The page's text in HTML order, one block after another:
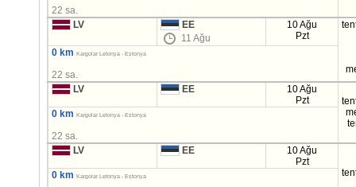
22 sa.
LV
EE
11 Ağu
10 Ağu
Pzt
0 km Kargolar Letonya - Estonya
22 sa.
LV
EE
10 Ağu
Pzt
0 km Kargolar Letonya - Estonya
22 sa.
LV
EE
10 Ağu
Pzt
0 km Kargolar Letonya - Estonya